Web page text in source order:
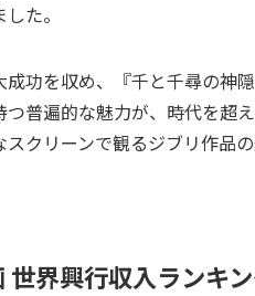
た。
成功を収め、『千と千尋の神
普遍的な魅力が、時代を超
クリーンで観るジブリ作品
世界興行収入ランキ